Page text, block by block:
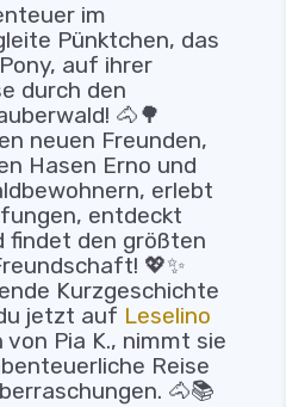
im
Pünktchen, das
auf ihrer
durch den
🐴🌳
neuen Freunden,
Hasen Erno und
erlebt
entdeckt
findet den größten
💖✨
Kurzgeschichte
jetzt auf Leselino
von Pia K., nimmt sie
Reise
🐴📚